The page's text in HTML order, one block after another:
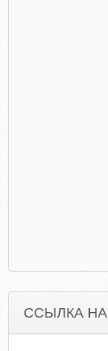
ССЫЛКА